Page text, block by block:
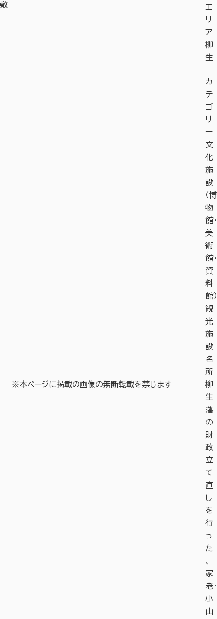
敷
エ
リ
ア
柳
生
カ
テ
ゴ
リ
ー
文
化
施
設
（博
物
館・
美
術
館・
資
料
館）
観
光
施
設
名
所
※本ページに掲載の画像の無断転載を禁じます
柳
生
藩
の
財
政
立
て
直
し
を
行
っ
た
、
家
老・
小
山